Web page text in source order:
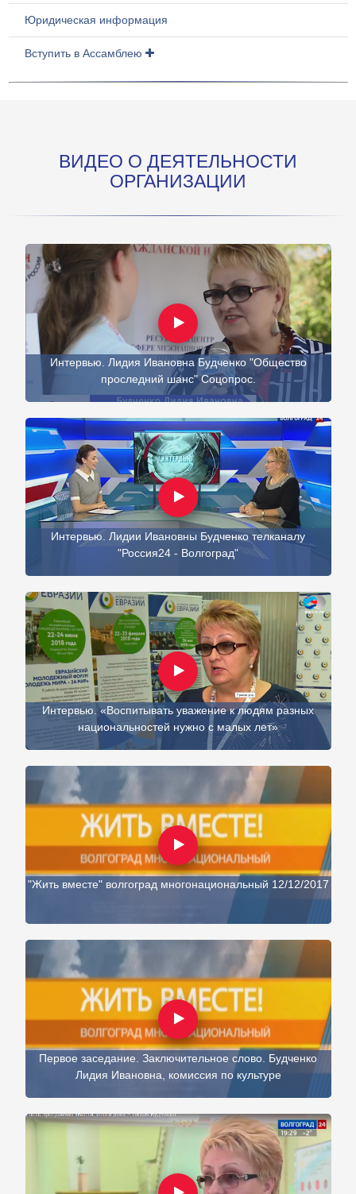
Юридическая информация
Вступить в Ассамблею
ВИДЕО О ДЕЯТЕЛЬНОСТИ
ОРГАНИЗАЦИИ
Интервью. Лидия Ивановна Будченко "Общество
проследний шанс" Соцопрос.
Интервью. Лидии Ивановны Будченко телканалу
"Россия24 - Волгоград"
Интервью. «Воспитывать уважение к людям разных
национальностей нужно с малых лет»
"Жить вместе" волгоград многонациональный 12/12/2017
Первое заседание. Заключительное слово. Будченко
Лидия Ивановна, комиссия по культуре